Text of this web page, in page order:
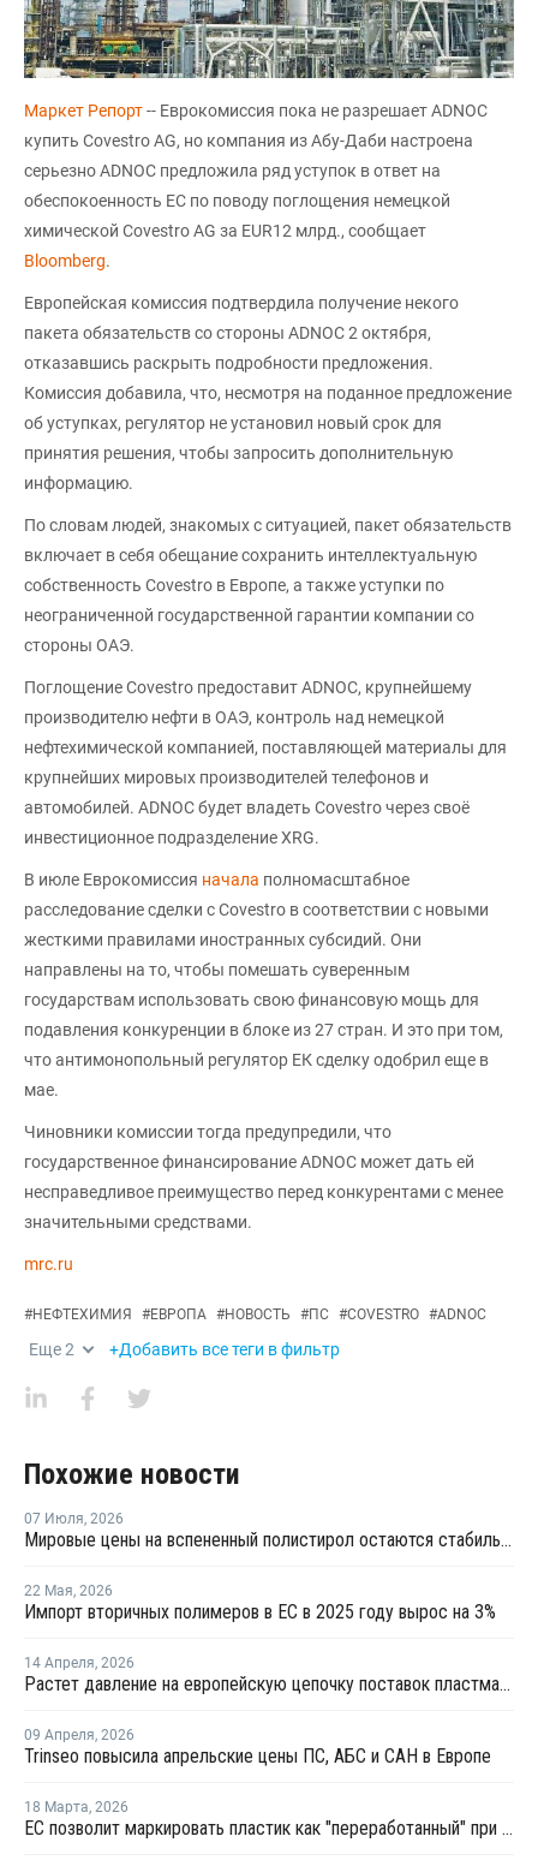
Маркет Репорт-- Еврокомиссия пока не разрешает ADNOC
купить Covestro AG, но компания из Абу-Даби настроена
серьезно ADNOC предложила ряд уступок в ответ на
обеспокоенность ЕС по поводу поглощения немецкой
химической Covestro AG за EUR12 млрд., сообщает
Bloomberg.
Европейская комиссия подтвердила получение некого
пакета обязательств со стороны ADNOC 2 октября,
отказавшись раскрыть подробности предложения.
Комиссия добавила, что, несмотря на поданное предложение
об уступках, регулятор не установил новый срок для
принятия решения, чтобы запросить дополнительную
информацию.
По словам людей, знакомых с ситуацией, пакет обязательств
включает в себя обещание сохранить интеллектуальную
собственность Covestro в Европе, а также уступки по
неограниченной государственной гарантии компании со
стороны ОАЭ.
Поглощение Covestro предоставит ADNOC, крупнейшему
производителю нефти в ОАЭ, контроль над немецкой
нефтехимической компанией, поставляющей материалы для
крупнейших мировых производителей телефонов и
автомобилей. ADNOC будет владеть Covestro через своё
инвестиционное подразделение XRG.
В июле Еврокомиссия начала полномасштабное
расследование сделки с Covestro в соответствии с новыми
жесткими правилами иностранных субсидий. Они
направлены на то, чтобы помешать суверенным
государствам использовать свою финансовую мощь для
подавления конкуренции в блоке из 27 стран. И это при том,
что антимонопольный регулятор ЕК сделку одобрил еще в
мае.
Чиновники комиссии тогда предупредили, что
государственное финансирование ADNOC может дать ей
несправедливое преимущество перед конкурентами с менее
значительными средствами.
mrc.ru
#НЕФТЕХИМИЯ #ЕВРОПА #НОВОСТЬ #ПС #COVESTRO #ADNOC
Еще2 +Добавить все теги в фильтр
Похожие новости
07 Июля, 2026
Мировые цены на вспененный полистирол остаются стабильными
22 Мая, 2026
Импорт вторичных полимеров в ЕС в 2025 году вырос на 3%
14 Апреля, 2026
Растет давление на европейскую цепочку поставок пластмасс
09 Апреля, 2026
Trinseo повысила апрельские цены ПС, АБС и САН в Европе
18 Марта, 2026
ЕС позволит маркировать пластик как "переработанный" при 2,5% содержании вторичного материала